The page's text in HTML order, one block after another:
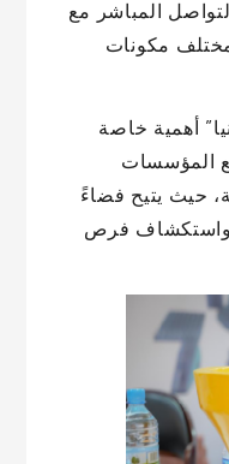
المباشر مع
مختلف مكونات
أهمية خاصة
المؤسسات
حيث يتيح فضاءً
واستكشاف فرص